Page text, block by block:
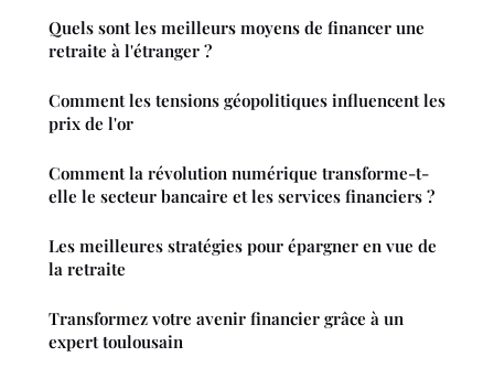
Quels sont les meilleurs moyens de financer une
retraite à l'étranger ?
Comment les tensions géopolitiques influencent les
prix de l'or
Comment la révolution numérique transforme-t-
elle le secteur bancaire et les services financiers ?
Les meilleures stratégies pour épargner en vue de
la retraite
Transformez votre avenir financier grâce à un
expert toulousain